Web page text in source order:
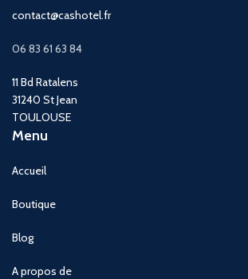
contact@cashotel.fr
06 83 61 63 84
11 Bd Ratalens
31240 St Jean
TOULOUSE
Menu
Accueil
Boutique
Blog
A propos de